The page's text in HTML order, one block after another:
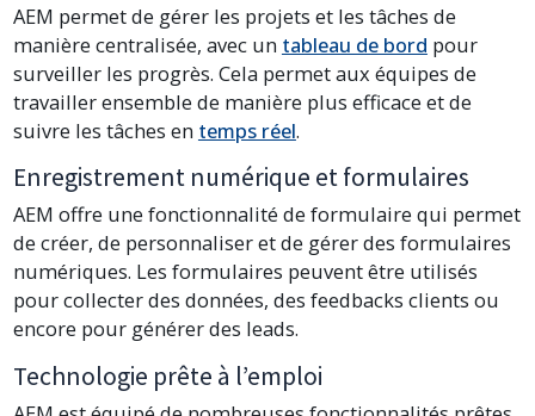
AEM permet de gérer les projets et les tâches de
manière centralisée, avec un tableau de bord pour
surveiller les progrès. Cela permet aux équipes de
travailler ensemble de manière plus efficace et de
suivre les tâches en temps réel.
Enregistrement numérique et formulaires
AEM offre une fonctionnalité de formulaire qui permet
de créer, de personnaliser et de gérer des formulaires
numériques. Les formulaires peuvent être utilisés
pour collecter des données, des feedbacks clients ou
encore pour générer des leads.
Technologie prête à l’emploi